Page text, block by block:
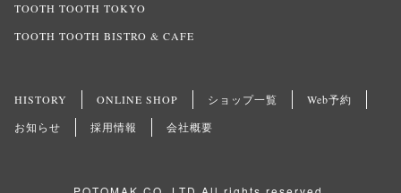
TOOTH TOOTH TOKYO
TOOTH TOOTH BISTRO & CAFE
HISTORY ONLINE SHOP ショップ一覧
Web予約
お知らせ
採用情報 会社概要